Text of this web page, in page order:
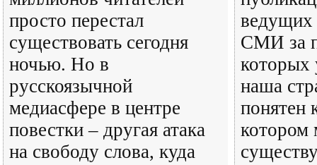
просто перестал
существовать сегодня
ночью. Но в
русскоязычной
медиасфере в центре
повестки – другая атака
на свободу слова, куда
ведущих
СМИ за
которых
наша
понятен
котором